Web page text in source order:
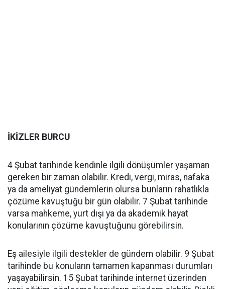
İKİZLER BURCU
4 Şubat tarihinde kendinle ilgili dönüşümler yaşaman
gereken bir zaman olabilir. Kredi, vergi, miras, nafaka
ya da ameliyat gündemlerin olursa bunların rahatlıkla
çözüme kavuştuğu bir gün olabilir. 7 Şubat tarihinde
varsa mahkeme, yurt dışı ya da akademik hayat
konularının çözüme kavuştuğunu görebilirsin.
Eş ailesiyle ilgili destekler de gündem olabilir. 9 Şubat
tarihinde bu konuların tamamen kapanması durumları
yaşayabilirsin. 15 Şubat tarihinde internet üzerinden